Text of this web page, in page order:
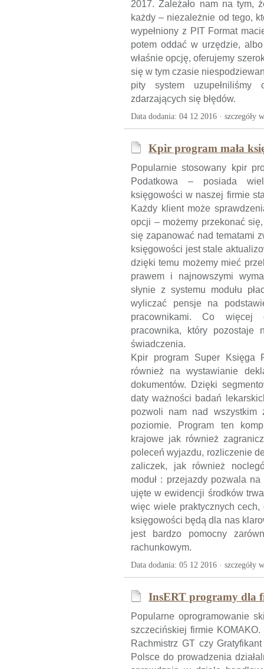
2017. Zależało nam na tym,
każdy – niezależnie od tego,
wypełniony z PIT Format
potem oddać w urzędzie,
właśnie opcję, oferujemy
się w tym czasie
pity system uzupełniliśmy
zdarzających się błędów.
Data dodania: 04 12 2016 · szczegóły
Kpir program mała
Popularnie stosowany kpir
Podatkowa – posiada
księgowości w naszej firmie
Każdy klient może
opcji – możemy przekonać
się zapanować nad tematami
księgowości jest stale
dzięki temu możemy mieć
prawem i najnowszymi
słynie z systemu modułu
wyliczać pensje na
pracownikami. Co więcej
pracownika, który
świadczenia.
Kpir program Super Księga
również na wystawianie
dokumentów. Dzięki
daty ważności badań
pozwoli nam nad wszystkim
poziomie. Program ten
krajowe jak również
poleceń wyjazdu, rozliczenie
zaliczek, jak również
moduł : przejazdy pozwala
ujęte w ewidencji środków
więc wiele praktycznych
księgowości będą dla nas
jest bardzo pomocny
rachunkowym.
Data dodania: 05 12 2016 · szczegóły
InsERT programy dla
Popularne oprogramowanie
szczecińskiej firmie
Rachmistrz GT czy
Polsce do prowadzenia